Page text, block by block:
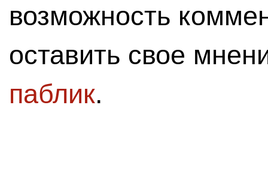
возможность
оставить свое
паблик.